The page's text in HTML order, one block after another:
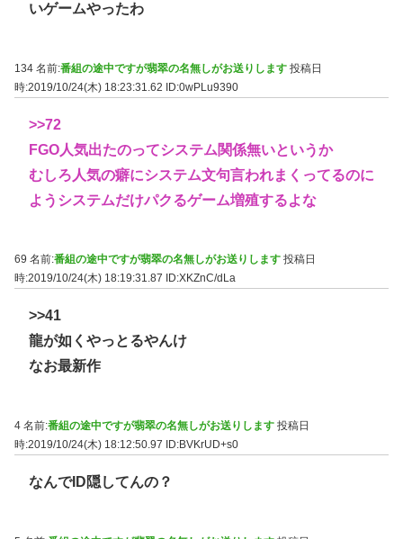
いゲームやったわ
134 名前:番組の途中ですが翡翠の名無しがお送りします 投稿日
時:2019/10/24(木) 18:23:31.62 ID:0wPLu9390
>>72
FGO人気出たのってシステム関係無いというか
むしろ人気の癖にシステム文句言われまくってるのに
ようシステムだけパクるゲーム増殖するよな
69 名前:番組の途中ですが翡翠の名無しがお送りします 投稿日
時:2019/10/24(木) 18:19:31.87
ID:XKZnC/dLa
>>41
龍が如くやっとるやんけ
なお最新作
4 名前:番組の途中ですが翡翠の名無しがお送りします 投稿日
時:2019/10/24(木) 18:12:50.97
ID:BVKrUD+s0
なんでID隠してんの？